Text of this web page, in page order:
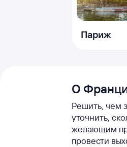
Париж
О
Решить, чем
уточнить,
желающим
провести